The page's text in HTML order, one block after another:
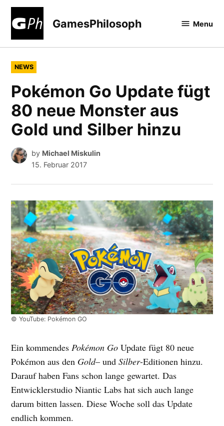
Skip
GamesPhilosoph Menu
POSTED
IN
NEWS
Pokémon Go Update fügt
80 neue Monster aus
Gold und Silber hinzu
by Michael Miskulin
15. Februar 2017
© YouTube: Pokémon GO
Ein kommendesPokémon Go Update fügt 80 neue
Pokémon aus den Gold– undSilber-Editionen hinzu.
Darauf haben Fans schon lange gewartet. Das
Entwicklerstudio Niantic Labs hat sich auch lange
darum bitten lassen. Diese Woche soll das Update
endlich kommen.